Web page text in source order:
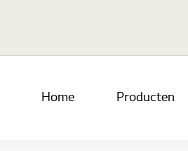
Home Producten